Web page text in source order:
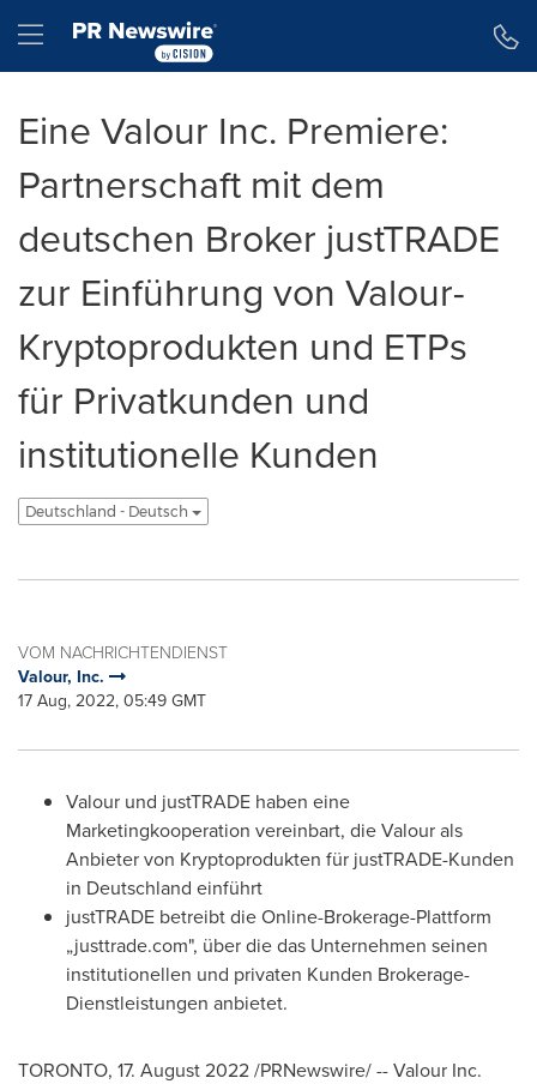
Hamburger menu
Eine Valour Inc. Premiere:
Partnerschaft mit dem
deutschen Broker justTRADE
zur Einführung von Valour-
Kryptoprodukten und ETPs
für Privatkunden und
institutionelle Kunden
Deutschland - Deutsch
VOM NACHRICHTENDIENST
Valour, Inc.
17 Aug, 2022, 05:49 GMT
Valour und justTRADE haben eine
Marketingkooperation vereinbart, die Valour als
Anbieter von Kryptoprodukten für justTRADE-Kunden
in Deutschland einführt
justTRADE betreibt die Online-Brokerage-Plattform
„justtrade.com", über die das Unternehmen seinen
institutionellen und privaten Kunden Brokerage-
Dienstleistungen anbietet.
TORONTO, 17. August 2022/PRNewswire/ -- Valour Inc.